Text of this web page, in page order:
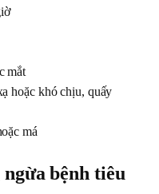
mắt
hoặc khó chịu, quấy
má
bệnh tiêu